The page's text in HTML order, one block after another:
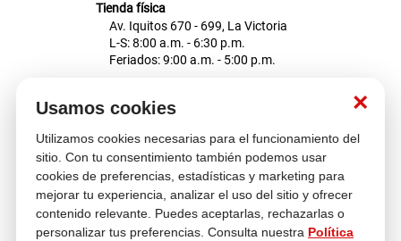
×
Usamos cookies
Utilizamos cookies necesarias para el funcionamiento del
sitio. Con tu consentimiento también podemos usar
cookies de preferencias, estadísticas y marketing para
mejorar tu experiencia, analizar el uso del sitio y ofrecer
contenido relevante. Puedes aceptarlas, rechazarlas o
personalizar tus preferencias. Consulta nuestra Política
Tienda física
Av. Iquitos 670 - 699, La Victoria
L-S: 8:00 a.m. - 6:30 p.m.
Feriados: 9:00 a.m. - 5:00 p.m.
Atención al cliente
Descubre más